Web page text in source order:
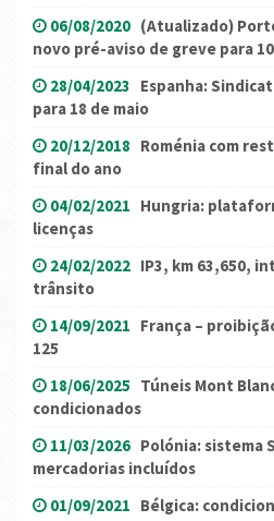
06/08/2020 (Atualizado)
novo pré-aviso de greve para
28/04/2023 Espanha:
para 18 de maio
20/12/2018 Roménia com
final do ano
04/02/2021 Hungria:
licenças
24/02/2022 IP3, km 63,650,
trânsito
14/09/2021 França –
125
18/06/2025 Túneis Mont
condicionados
11/03/2026 Polónia: sistema
mercadorias incluídos
01/09/2021 Bélgica: